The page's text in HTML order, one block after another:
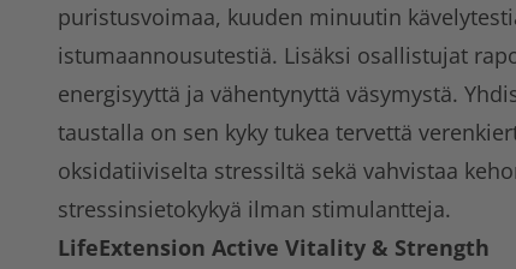
puristusvoimaa, kuuden minuutin
istumaannousutestiä. Lisäksi osallistujat
energisyyttä ja vähentynyttä väsymystä.
taustalla on sen kyky tukea tervettä
oksidatiiviselta stressiltä sekä vahvistaa
stressinsietokykyä ilman stimulantteja.
LifeExtension Active Vitality & Strength